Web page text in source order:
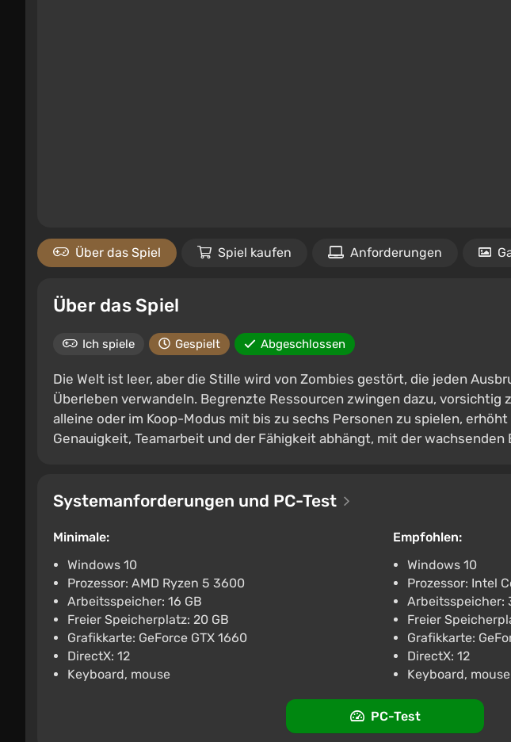
Über das Spiel Spiel kaufen Anforderungen
Über das Spiel
Ich spiele Gespielt Abgeschlossen
Die Welt ist leer, aber die Stille wird von Zombies gestört, die jeden
Überleben verwandeln. Begrenzte Ressourcen zwingen dazu, vorsichtig
alleine oder im Koop-Modus mit bis zu sechs Personen zu spielen,
Genauigkeit, Teamarbeit und der Fähigkeit abhängt, mit der wachsenden
Systemanforderungen und PC-Test
Minimale:
Windows 10
Prozessor: AMD Ryzen 5 3600
Arbeitsspeicher: 16 GB
Freier Speicherplatz: 20 GB
Grafikkarte: GeForce GTX 1660
DirectX: 12
Keyboard, mouse
Empfohlen:
Windows 10
Prozessor: Intel
Arbeitsspeicher:
Freier
Grafikkarte:
DirectX: 12
Keyboard, mouse
PC-Test